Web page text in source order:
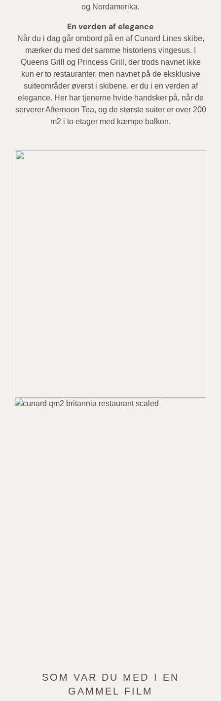
og Nordamerika.
En verden af elegance
Når du i dag går ombord på en af Cunard Lines skibe,
mærker du med det samme historiens vingesus. I
Queens Grill og Princess Grill, der trods navnet ikke
kun er to restauranter, men navnet på de eksklusive
suiteområder øverst i skibene, er du i en verden af
elegance. Her har tjenerne hvide handsker på, når de
serverer Afternoon Tea, og de største suiter er over 200
m2 i to etager med kæmpe balkon.
SOM VAR DU MED I EN
GAMMEL FILM